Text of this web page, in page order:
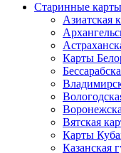
Старинные карты
Азиатская
Карты
Вятская
Карты
Казанская